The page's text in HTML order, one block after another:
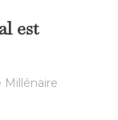
est
Millénaire